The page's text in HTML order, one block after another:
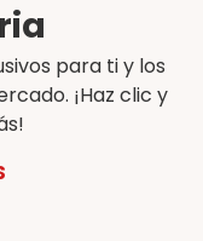
para ti y los
¡Haz clic y